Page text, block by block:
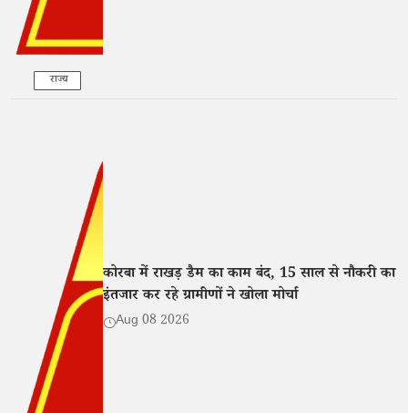
राज्य
कोरबा में राखड़ डैम का काम बंद, 15 साल से नौकरी का
इंतजार कर रहे ग्रामीणों ने खोला मोर्चा
Aug 08 2026